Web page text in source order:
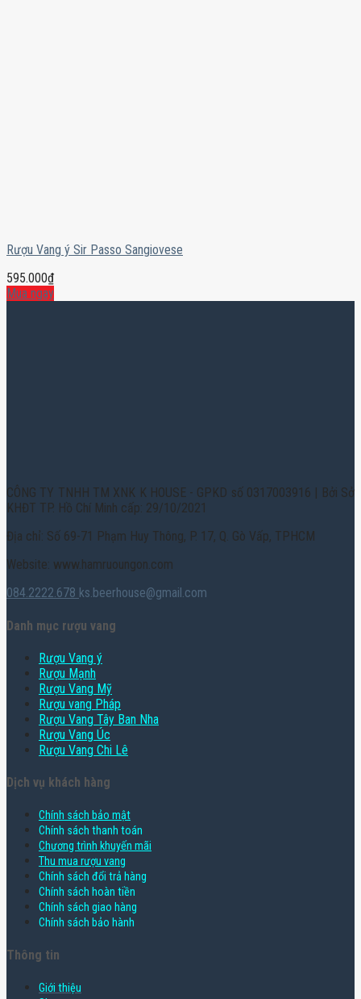
Rượu Vang ý Sir Passo Sangiovese
595.000₫
Mua ngay
CÔNG TY TNHH TM XNK K HOUSE - GPKD số 0317003916 | Bởi Sở
KHĐT TP. Hồ Chí Minh cấp: 29/10/2021
Địa chỉ: Số 69-71 Phạm Huy Thông, P. 17, Q. Gò Vấp, TPHCM
Website: www.hamruoungon.com
084.2222.678 ks.beerhouse@gmail.com
Danh mục rượu vang
Rượu Vang ý
Rượu Mạnh
Rượu Vang Mỹ
Rượu vang Pháp
Rượu Vang Tây Ban Nha
Rượu Vang Úc
Rượu Vang Chi Lê
Dịch vụ khách hàng
Chính sách bảo mật
Chính sách thanh toán
Chương trình khuyến mãi
Thu mua rượu vang
Chính sách đổi trả hàng
Chính sách hoàn tiền
Chính sách giao hàng
Chính sách bảo hành
Thông tin
Giới thiệu